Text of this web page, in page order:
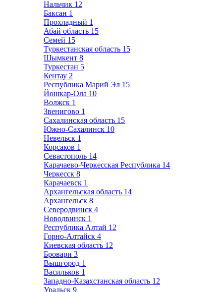
Нальчик 12
Баксан 1
Прохладный 1
Абай область 15
Семей 15
Туркестанская область 15
Шымкент 8
Туркестан 5
Кентау 2
Республика Марий Эл 15
Йошкар-Ола 10
Волжск 1
Звенигово 1
Сахалинская область 15
Южно-Сахалинск 10
Невельск 1
Корсаков 1
Севастополь 14
Карачаево-Черкесская Республика 14
Черкесск 8
Карачаевск 1
Архангельская область 14
Архангельск 8
Северодвинск 4
Новодвинск 1
Республика Алтай 12
Горно-Алтайск 4
Киевская область 12
Бровари 3
Вышгород 1
Васильков 1
Западно-Казахстанская область 12
Уральск 9